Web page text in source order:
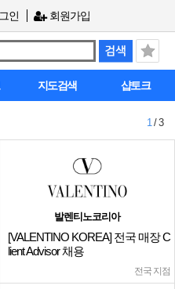
인 회원가입
지도검색 샵토크
1/ 3
발렌티노코리아
[VALENTINO KOREA] 전국 매장 C
lient Advisor 채용
전국 지점